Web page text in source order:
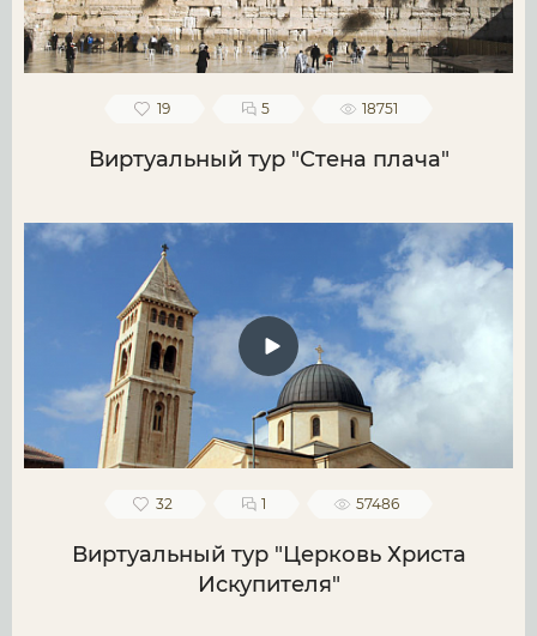
19 5 18751
Виртуальный тур "Стена плача"
32 1 57486
Виртуальный тур "Церковь Христа
Искупителя"